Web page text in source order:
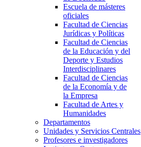
Escuela de másteres
oficiales
Facultad de Ciencias
Jurídicas y Políticas
Facultad de Ciencias
de la Educación y del
Deporte y Estudios
Interdisciplinares
Facultad de Ciencias
de la Economía y de
la Empresa
Facultad de Artes y
Humanidades
Departamentos
Unidades y Servicios Centrales
Profesores e investigadores